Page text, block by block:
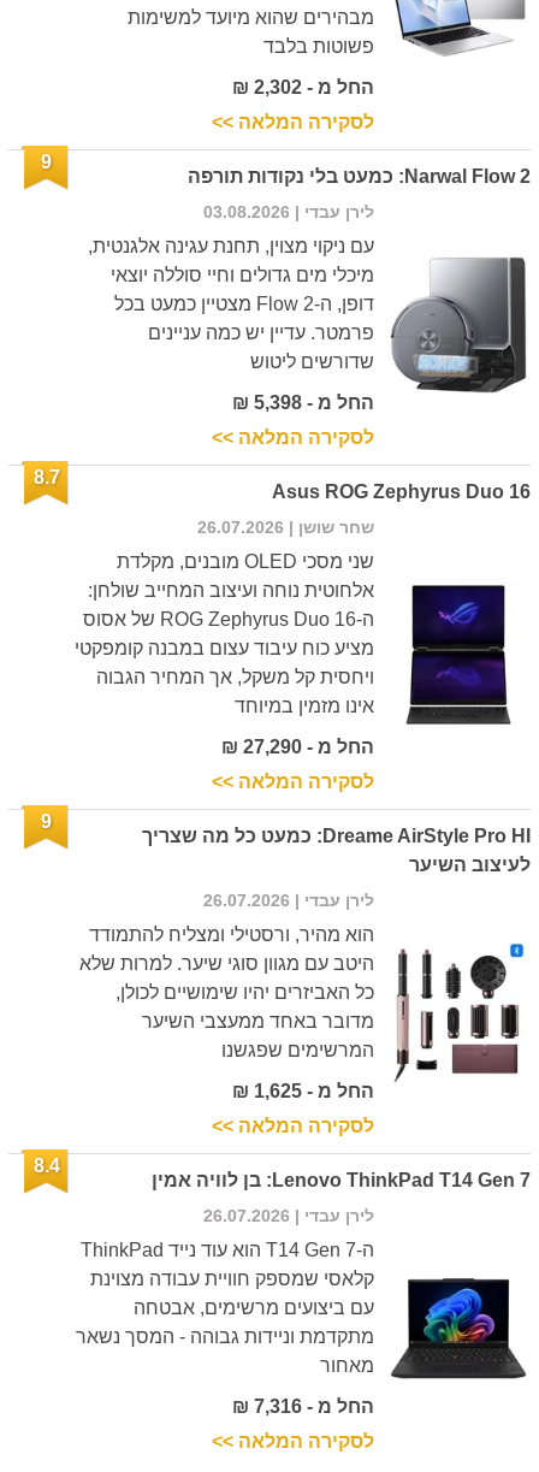
מבהירים שהוא מיועד למשימות
פשוטות בלבד
החל מ - 2,302 ₪
לסקירה המלאה >>
Narwal Flow 2: כמעט בלי נקודות תורפה
9
לירן עבדי | 03.08.2026
עם ניקוי מצוין, תחנת עגינה אלגנטית,
מיכלי מים גדולים וחיי סוללה יוצאי
דופן, ה-Flow 2 מצטיין כמעט בכל
פרמטר. עדיין יש כמה עניינים
שדורשים ליטוש
החל מ - 5,398 ₪
לסקירה המלאה >>
Asus ROG Zephyrus Duo 16
8.7
שחר שושן | 26.07.2026
שני מסכי OLED מובנים, מקלדת
אלחוטית נוחה ועיצוב המחייב שולחן:
ה-ROG Zephyrus Duo 16 של אסוס
מציע כוח עיבוד עצום במבנה קומפקטי
ויחסית קל משקל, אך המחיר הגבוה
אינו מזמין במיוחד
החל מ - 27,290 ₪
לסקירה המלאה >>
Dreame AirStyle Pro HI: כמעט כל מה שצריך
לעיצוב השיער
9
לירן עבדי | 26.07.2026
הוא מהיר, ורסטילי ומצליח להתמודד
היטב עם מגוון סוגי שיער. למרות שלא
כל האביזרים יהיו שימושיים לכולן,
מדובר באחד ממעצבי השיער
המרשימים שפגשנו
החל מ - 1,625 ₪
לסקירה המלאה >>
Lenovo ThinkPad T14 Gen 7: בן לוויה אמין
8.4
לירן עבדי | 26.07.2026
ה-T14 Gen 7 הוא עוד נייד ThinkPad
קלאסי שמספק חוויית עבודה מצוינת
עם ביצועים מרשימים, אבטחה
מתקדמת וניידות גבוהה - המסך נשאר
מאחור
החל מ - 7,316 ₪
לסקירה המלאה >>